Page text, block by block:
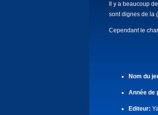
Il y a beaucoup
sont dignes de la
Cependant le
Nom du
Année de
Editeur: